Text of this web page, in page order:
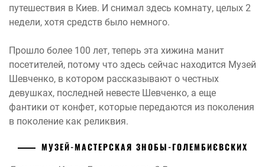
путешествия в Киев. И снимал здесь комнату, целых 2
недели, хотя средств было немного.
Прошло более 100 лет, теперь эта хижина манит
посетителей, потому что здесь сейчас находится Музей
Шевченко, в котором рассказывают о честных
девушках, последней невесте Шевченко, а еще
фантики от конфет, которые передаются из поколения
в поколение как реликвия.
МУЗЕЙ-МАСТЕРСКАЯ ЗНОБЫ-ГОЛЕМБИЄВСКИХ